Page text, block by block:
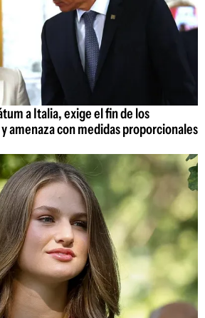
a Italia, exige el fin de los
amenaza con medidas proporcionales